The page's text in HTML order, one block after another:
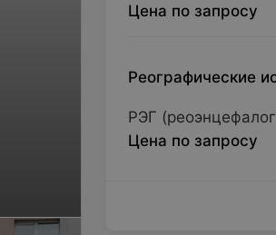
Цена по запросу
Реографические
РЭГ
Цена по запросу